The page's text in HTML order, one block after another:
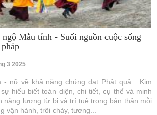
Mẫu tính - Suối nguồn cuộc sống
3 2025
- nữ về khả năng chứng đạt Phật quả Kim
hiểu biết toàn diện, chi tiết, cụ thể và minh
năng lượng từ bi và trí tuệ trong bản thân mỗi
vận hành, trôi chảy, tương...